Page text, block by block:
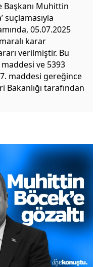
Başkanı Muhittin
suçlamasıyla
05.07.2025
karar
verilmiştir. Bu
maddesi ve 5393
maddesi gereğince
tarafından